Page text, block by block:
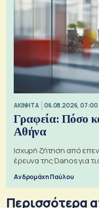
ΑΚΙΝΗΤΑ 06.08.2026, 07:00
Γραφεία: Πόσο
Αθήνα
Ισχυρή ζήτηση από
έρευνα της Danos για
Ανδρομάχη Παύλου
Περισσότερα